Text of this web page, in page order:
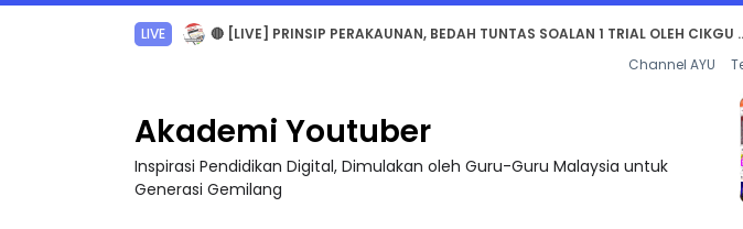
TRANSFORMASI DIGITAL GURU SIRI 7 : PAHLAWAN DIGITAL PENYELAMAT DUNIA
Channel AYU
Akademi Youtuber
Inspirasi Pendidikan Digital, Dimulakan oleh Guru-Guru Malaysia untuk
Generasi Gemilang